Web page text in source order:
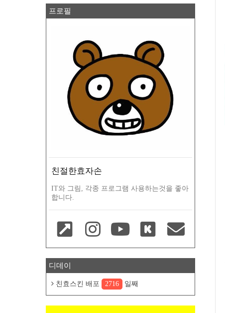
프로필
친절한효자손
IT와 그림, 각종 프로그램 사용하는것을 좋아
합니다.
디데이
친효스킨 배포 2716 일째